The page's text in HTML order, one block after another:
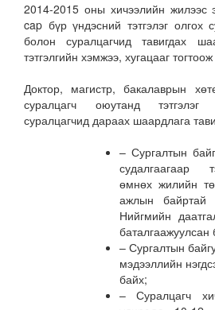
2014-2015 оны хичээлийн жилээс
cap бүр үндэсний тэтгэлэг олгох
болон суралцагчид тавигдах
тэтгэлгийн хэмжээ, хугацааг
Доктор, магистр, бакалаврын
суралцагч оюутанд тэтгэлэг
суралцагчид дараах шаардлага
– Сургалтын
судалгаагаар
өмнөх жилийн
ажлын
Нийгмийн
баталгаажуулсан
– Сургалтын
мэдээллийн
байх;
– Суралцагч